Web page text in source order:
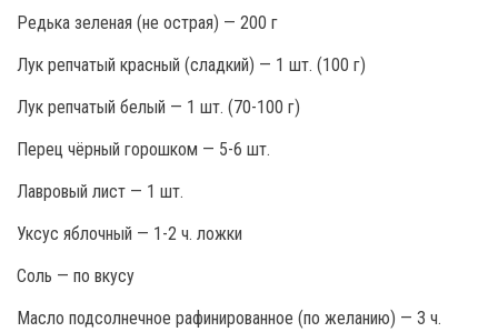
Редька зеленая (не острая) — 200 г
Лук репчатый красный (сладкий) — 1 шт. (100 г)
Лук репчатый белый — 1 шт. (70-100 г)
Перец чёрный горошком — 5-6 шт.
Лавровый лист — 1 шт.
Уксус яблочный — 1-2 ч. ложки
Соль — по вкусу
Масло подсолнечное рафинированное (по желанию) — 3 ч.